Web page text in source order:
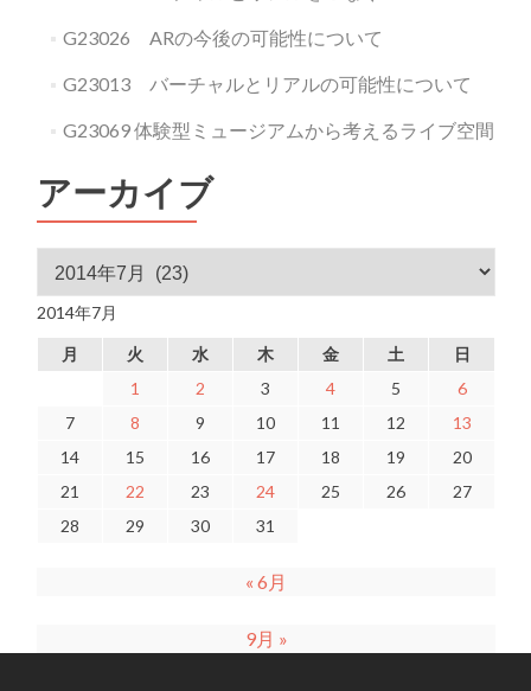
G23026 ARの今後の可能性について
G23013 バーチャルとリアルの可能性について
G23069 体験型ミュージアムから考えるライブ空間
アーカイブ
アーカイブ
2014年7月
月 火 水 木 金 土
日
1
2 3 4 5
6
7
8 9 10 11 12
13
14
15 16 17 18 19
20
21
22 23 24 25 26
27
28
29 30 31
« 6月
9月 »